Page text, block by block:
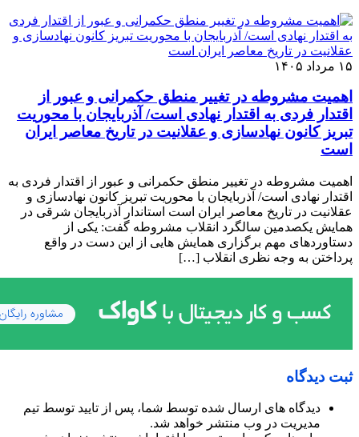
۱۵ مرداد ۱۴۰۵
اهمیت مشروطه در تغییر منطق حکمرانی و عبور از
اقتدار فردی به اقتدار نهادی است/ آذربایجان با محوریت
تبریز کانون نهادسازی و عقلانیت در تاریخ معاصر ایران
است
اهمیت مشروطه در تغییر منطق حکمرانی و عبور از اقتدار فردی به
اقتدار نهادی است/ آذربایجان با محوریت تبریز کانون نهادسازی و
عقلانیت در تاریخ معاصر ایران است استاندار آذربایجان شرقی در
همایش یکصدمین سالگرد انقلاب مشروطه گفت: یکی از
دستاوردهای مهم برگزاری همایش هایی از این دست در واقع
پرداختن به وجه نظری انقلاب […]
ثبت دیدگاه
دیدگاه های ارسال شده توسط شما، پس از تایید توسط تیم
مدیریت در وب منتشر خواهد شد.